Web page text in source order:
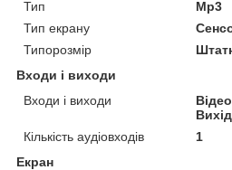
Тип
Mp3
Тип екрану
Типорозмір
Входи і виходи
Входи і виходи
Кількість аудіовходів
1
Екран